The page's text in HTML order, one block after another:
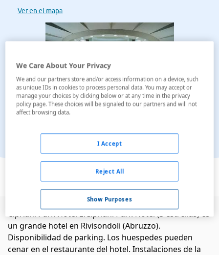
Ver en el mapa
Ver en el mapa
Cipriani Park Hotel ElCipriani Park Hotel (3 estrellas) es
un grande hotel en Rivisondoli (Abruzzo).
Disponibilidad de parking. Los huespedes pueden
cenar en el restaurante del hotel. Instalaciones de la
We Care About Your Privacy
We and our partners store and/or access information on a device, such
as unique IDs in cookies to process personal data. You may accept or
manage your choices by clicking below or at any time in the privacy
policy page. These choices will be signaled to our partners and will not
affect browsing data.
Show Purposes
Reject All
I Accept